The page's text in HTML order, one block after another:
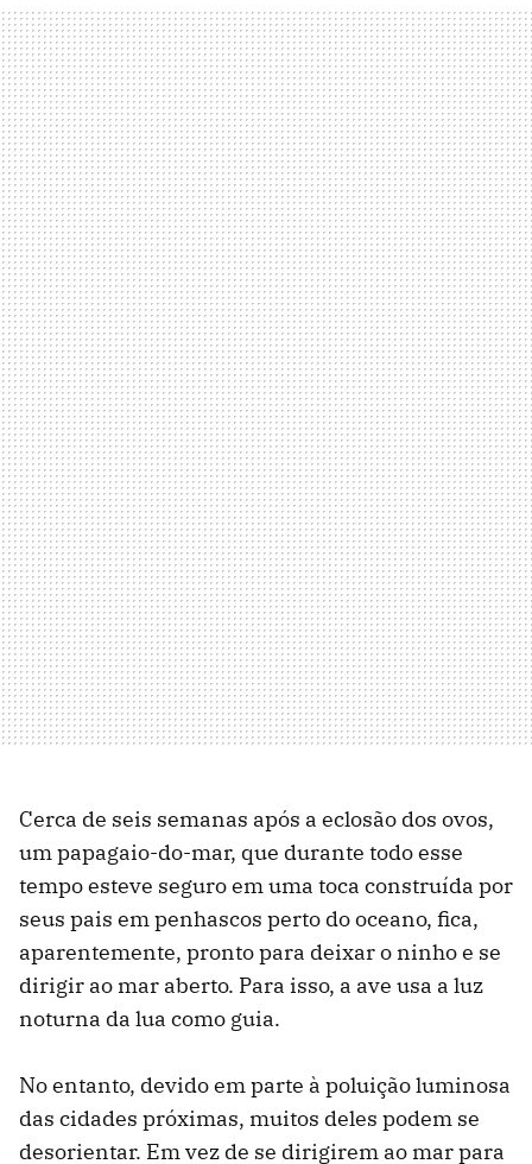
Cerca de seis semanas após a eclosão dos ovos,
um papagaio-do-mar, que durante todo esse
tempo esteve seguro em uma toca construída por
seus pais em penhascos perto do oceano, fica,
aparentemente, pronto para deixar o ninho e se
dirigir ao mar aberto. Para isso, a ave usa a luz
noturna da lua como guia.
No entanto, devido em parte à poluição luminosa
das cidades próximas, muitos deles podem se
desorientar. Em vez de se dirigirem ao mar para